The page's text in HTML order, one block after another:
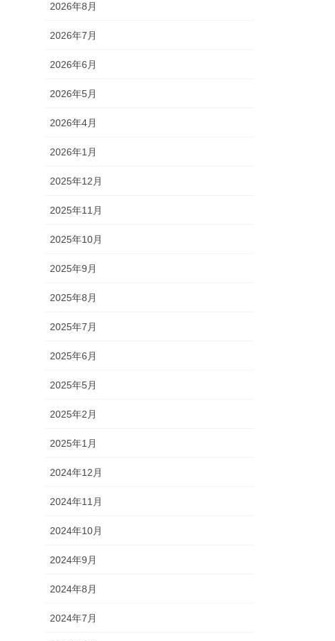
2026年8月
2026年7月
2026年6月
2026年5月
2026年4月
2026年1月
2025年12月
2025年11月
2025年10月
2025年9月
2025年8月
2025年7月
2025年6月
2025年5月
2025年2月
2025年1月
2024年12月
2024年11月
2024年10月
2024年9月
2024年8月
2024年7月